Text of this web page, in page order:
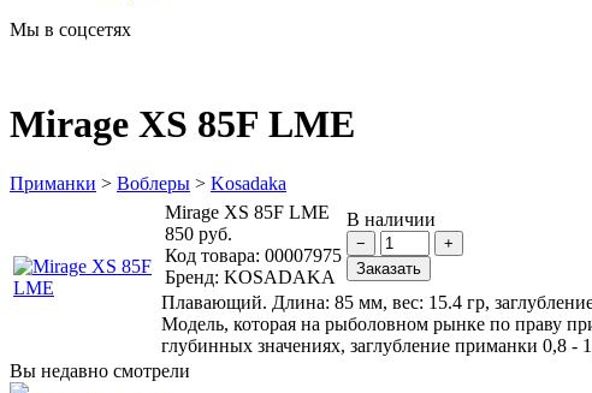
Мы в соцсетях
Mirage XS 85F LME
Приманки > Воблеры > Kosadaka
Mirage XS 85F LME
850 руб.
Код товара: 00007975
Бренд: KOSADAKA
В наличии
Плавающий. Длина: 85 мм, вес: 15.4 гр,
Модель, которая на рыболовном рынке по праву
глубинных значениях, заглубление приманки 0,8 -
Вы недавно смотрели